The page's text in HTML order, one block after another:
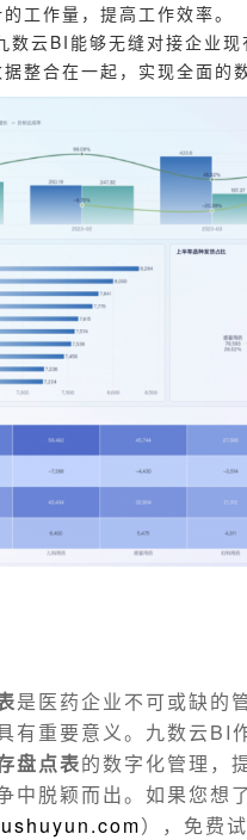
工作量，提高工作效率。
数云BI能够无缝对接企业
整合在一起，实现全面的
是医药企业不可或缺的
有重要意义。九数云
盘点表的数字化管理，
中脱颖而出。如果您想
），免费